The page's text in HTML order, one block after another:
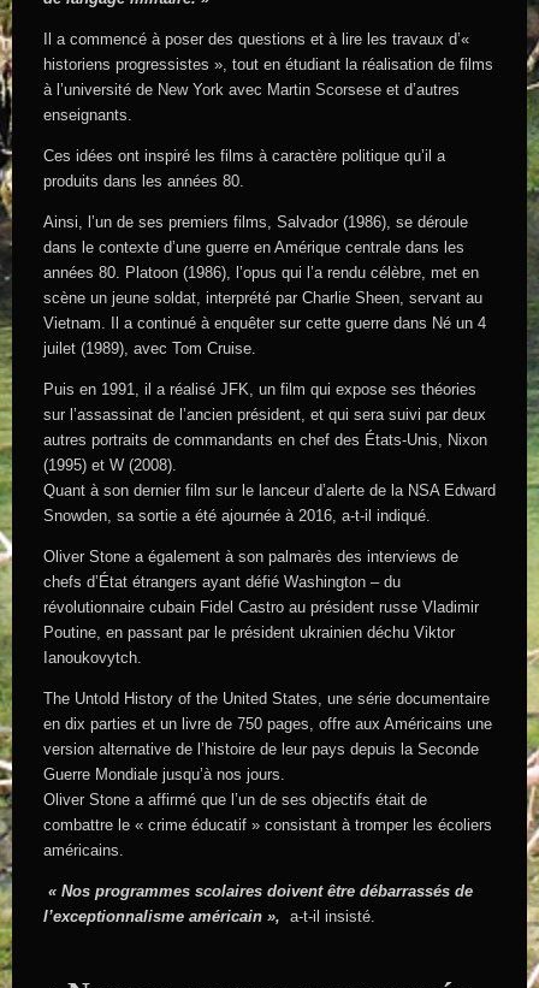
Il a commencé à poser des questions et à lire les travaux d’«
historiens progressistes », tout en étudiant la réalisation de films
à l’université de New York avec Martin Scorsese et d’autres
enseignants.
Ces idées ont inspiré les films à caractère politique qu’il a
produits dans les années 80.
Ainsi, l’un de ses premiers films, Salvador (1986), se déroule
dans le contexte d’une guerre en Amérique centrale dans les
années 80. Platoon (1986), l’opus qui l’a rendu célèbre, met en
scène un jeune soldat, interprété par Charlie Sheen, servant au
Vietnam. Il a continué à enquêter sur cette guerre dans Né un 4
juilet (1989), avec Tom Cruise.
Puis en 1991, il a réalisé JFK, un film qui expose ses théories
sur l’assassinat de l’ancien président, et qui sera suivi par deux
autres portraits de commandants en chef des États-Unis, Nixon
(1995) et W (2008).
Quant à son dernier film sur le lanceur d’alerte de la NSA Edward
Snowden, sa sortie a été ajournée à 2016, a-t-il indiqué.
Oliver Stone a également à son palmarès des interviews de
chefs d’État étrangers ayant défié Washington – du
révolutionnaire cubain Fidel Castro au président russe Vladimir
Poutine, en passant par le président ukrainien déchu Viktor
Ianoukovytch.
The Untold History of the United States, une série documentaire
en dix parties et un livre de 750 pages, offre aux Américains une
version alternative de l’histoire de leur pays depuis la Seconde
Guerre Mondiale jusqu’à nos jours.
Oliver Stone a affirmé que l’un de ses objectifs était de
combattre le « crime éducatif » consistant à tromper les écoliers
américains.
« Nos programmes scolaires doivent être débarrassés de
l’exceptionnalisme américain », a-t-il insisté.